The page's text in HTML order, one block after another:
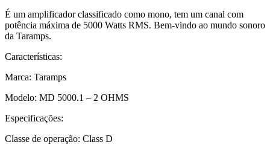
É um amplificador classificado como mono, tem um canal com
potência máxima de 5000 Watts RMS. Bem-vindo ao mundo sonoro
da Taramps.
Características:
Marca: Taramps
Modelo: MD 5000.1 – 2 OHMS
Especificações:
Classe de operação: Class D